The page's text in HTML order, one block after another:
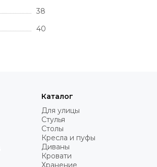
38
40
Каталог
Для улицы
Стулья
Столы
Кресла и пуфы
Диваны
Кровати
Хранение